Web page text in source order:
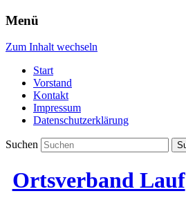
Menü
Zum Inhalt wechseln
Start
Vorstand
Kontakt
Impressum
Datenschutzerklärung
Suchen
Ortsverband Lauf